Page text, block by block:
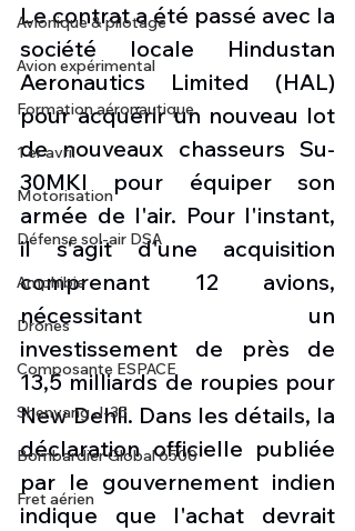
Avionique & pilotage
Avion expérimental
Formation aéronautique
1 er avril
Motorisation
Défense sol-air DSA
Amphibie
Drones
Composante ESPACE
Shenyang J-35
Bombardier Global 6500
Fret aérien
Le contrat a été passé avec la
société locale Hindustan
Aeronautics Limited (HAL)
pour acquérir un nouveau lot
de nouveaux chasseurs Su-
30MKI pour équiper son
armée de l'air. Pour l'instant,
il s'agit d'une acquisition
comprenant 12 avions,
nécessitant un
investissement de près de
13,5 milliards de roupies pour
New Dehli. Dans les détails, la
déclaration officielle publiée
par le gouvernement indien
indique que l'achat devrait